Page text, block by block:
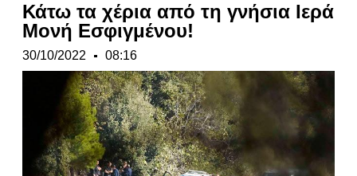
Κάτω τα χέρια από τη γνήσια Ιερά
Μονή Εσφιγμένου!
30/10/2022 08:16